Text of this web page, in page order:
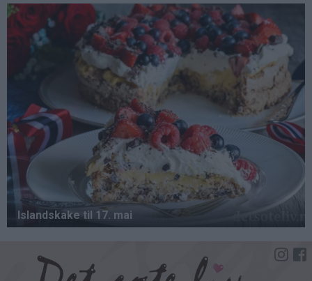
Hopp
hovedinnhold